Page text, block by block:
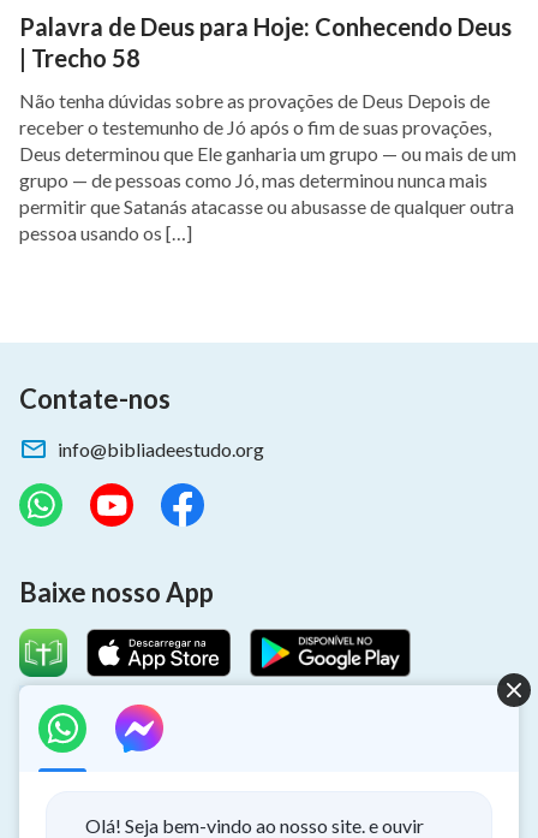
Palavra de Deus para Hoje: Conhecendo Deus
| Trecho 58
Não tenha dúvidas sobre as provações de Deus Depois de
receber o testemunho de Jó após o fim de suas provações,
Deus determinou que Ele ganharia um grupo — ou mais de um
grupo — de pessoas como Jó, mas determinou nunca mais
permitir que Satanás atacasse ou abusasse de qualquer outra
pessoa usando os […]
Contate-nos
info@bibliadeestudo.org
Baixe nosso App
Sobre o retorno do Senhor
oportunidade de receber a proteção de Deus durante os
Olá! Seja bem-vindo ao nosso site. e ouvir